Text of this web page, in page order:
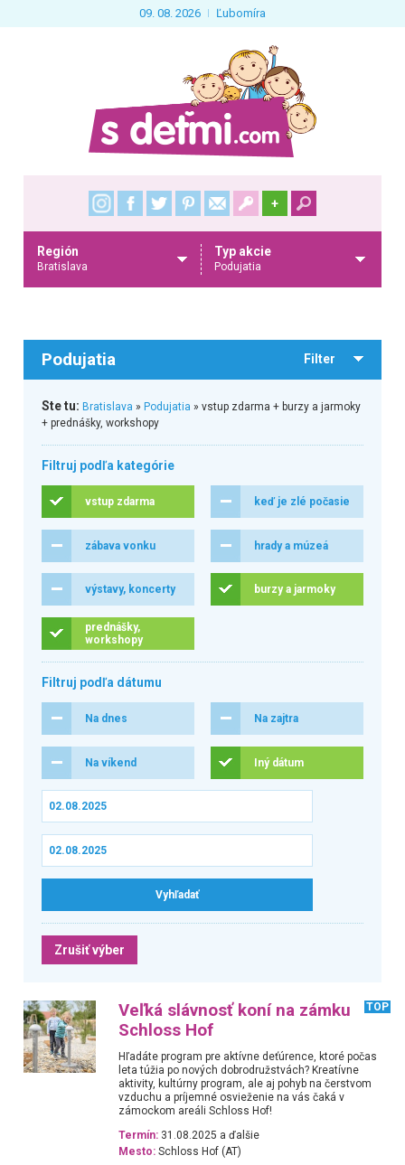
09. 08. 2026 Ľubomíra
+
Región
Bratislava
Typ akcie
Podujatia
Podujatia Filter
Ste tu: Bratislava » Podujatia » vstup zdarma + burzy a jarmoky
+ prednášky, workshopy
Filtruj podľa kategórie
vstup zdarma keď je zlé počasie
zábava vonku hrady a múzeá
výstavy, koncerty burzy a jarmoky
prednášky,
workshopy
Filtruj podľa dátumu
Na dnes Na zajtra
Na víkend Iný dátum
Zrušiť výber
Veľká slávnosť koní na zámku
Schloss Hof
TOP
Hľadáte program pre aktívne deťúrence, ktoré počas
leta túžia po nových dobrodružstvách? Kreatívne
aktivity, kultúrny program, ale aj pohyb na čerstvom
vzduchu a príjemné osvieženie na vás čaká v
zámockom areáli Schloss Hof!
Termín: 31.08.2025 a ďalšie
Mesto: Schloss Hof (AT)